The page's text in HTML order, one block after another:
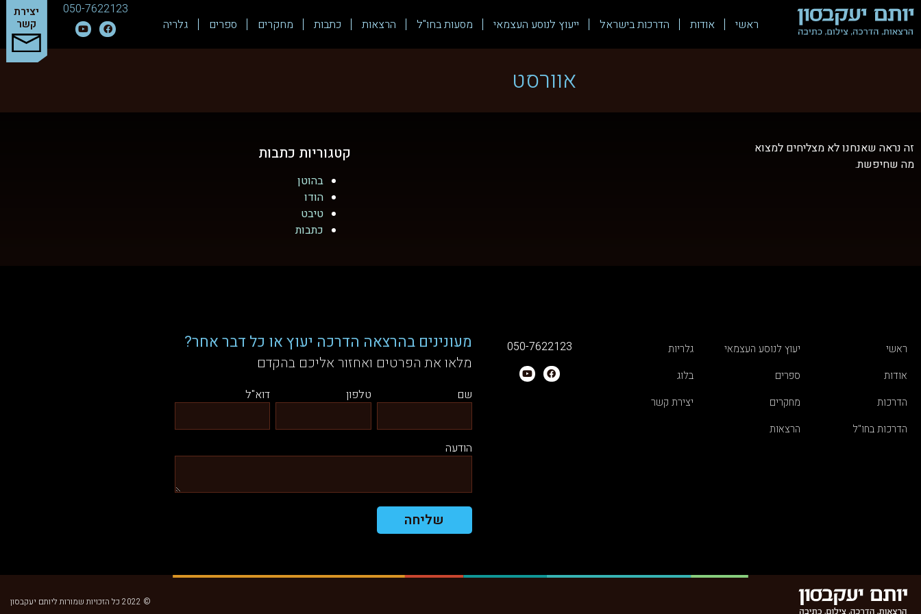
ראשי אודות הדרכות בישראל ייעוץ לנוסע העצמאי מסעות בחו"ל הרצאות כתבות מחקרים ספרים גלריה
050-7622123
יצירת
קשר
אוורסט
זה נראה שאנחנו לא מצליחים למצוא
מה שחיפשת.
קטגוריות כתבות
בהוטן
הודו
טיבט
כתבות
ראשי
אודות
הדרכות
הדרכות בחו"ל
יעוץ לנוסע העצמאי
ספרים
מחקרים
הרצאות
גלריות
בלוג
יצירת קשר
050-7622123 מעונינים בהרצאה הדרכה יעוץ או כל דבר אחר?
מלאו את הפרטים ואחזור אליכם בהקדם
שם טלפון דוא"ל
הודעה
שליחה
© 2022 כל הזכויות שמורות ליותם יעקבסון